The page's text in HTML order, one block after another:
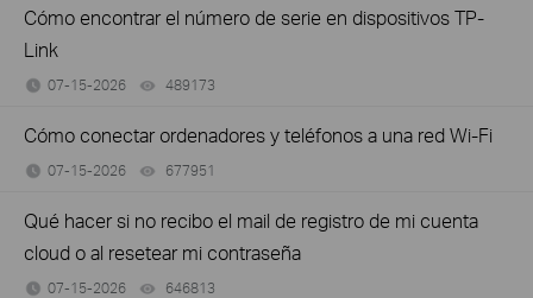
Cómo encontrar el número de serie en dispositivos TP-
Link
07-15-2026 489173
Cómo conectar ordenadores y teléfonos a una red Wi-Fi
07-15-2026 677951
Qué hacer si no recibo el mail de registro de mi cuenta
cloud o al resetear mi contraseña
07-15-2026 646813